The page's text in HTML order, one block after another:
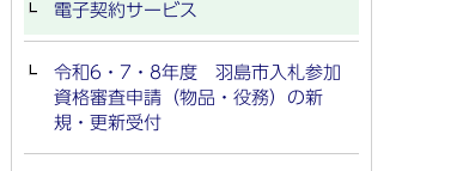
電子契約サービス
令和6・7・8年度 羽島市入札参加
資格審査申請（物品・役務）の新
規・更新受付